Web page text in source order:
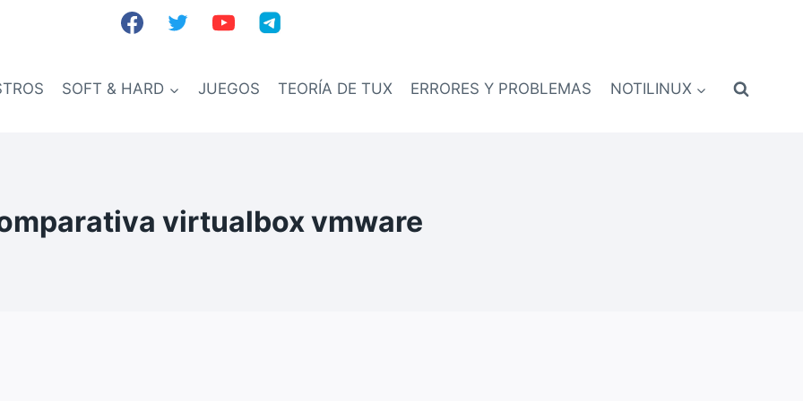
SOFT & HARD JUEGOS TEORÍA DE TUX ERRORES Y PROBLEMAS NOTILINUX
virtualbox vmware